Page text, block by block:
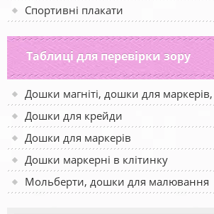
Спортивні плакати
Таблиці для перевірки зору
Дошки магніті, дошки для
Дошки для крейди
Дошки для маркерів
Дошки маркерні в клітинку
Мольберти, дошки для малювання